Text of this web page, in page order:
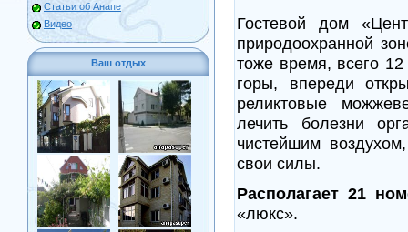
Статьи об Анапе
Видео
Ваш отдых
Гостевой дом
природоохранной
тоже время, всего 12
горы, впереди
реликтовые
лечить болезни
чистейшим
свои силы.
Располагает 21
«люкс».